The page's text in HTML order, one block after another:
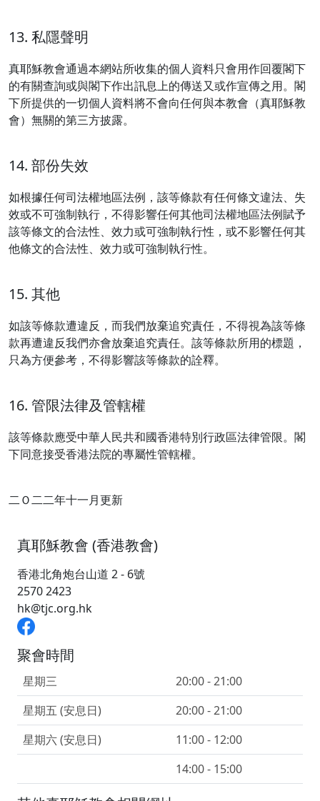
13. 私隱聲明
真耶穌教會通過本網站所收集的個人資料只會用作回覆閣下
的有關查詢或與閣下作出訊息上的傳送又或作宣傳之用。閣
下所提供的一切個人資料將不會向任何與本教會（真耶穌教
會）無關的第三方披露。
14. 部份失效
如根據任何司法權地區法例，該等條款有任何條文違法、失
效或不可強制執行，不得影響任何其他司法權地區法例賦予
該等條文的合法性、效力或可強制執行性，或不影響任何其
他條文的合法性、效力或可強制執行性。
15. 其他
如該等條款遭違反，而我們放棄追究責任，不得視為該等條
款再遭違反我們亦會放棄追究責任。該等條款所用的標題，
只為方便參考，不得影響該等條款的詮釋。
16. 管限法律及管轄權
該等條款應受中華人民共和國香港特別行政區法律管限。閣
下同意接受香港法院的專屬性管轄權。
二Ｏ二二年十一月更新
真耶穌教會 (香港教會)
香港北角炮台山道 2 - 6號
2570 2423
hk@tjc.org.hk
聚會時間
星期三
20:00 - 21:00
星期五 (安息日)
20:00 - 21:00
星期六 (安息日)
11:00 - 12:00
14:00 - 15:00